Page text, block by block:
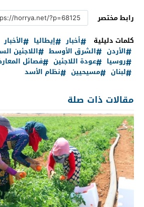
رابط مختصر
كلمات دليلية
أخبار إيطاليا الأخبار
الأردن
الشرق الأوسط اللاجئين
روسيا
عودة اللاجئين فصائل
لبنان
مسيحيين نظام الأسد
مقالات ذات صلة